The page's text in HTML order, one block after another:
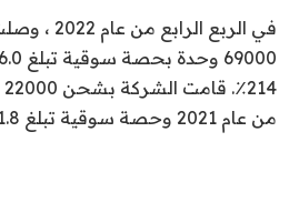
في الربع
من عام 2021 وحصة سوقية تبلغ 1.8٪.